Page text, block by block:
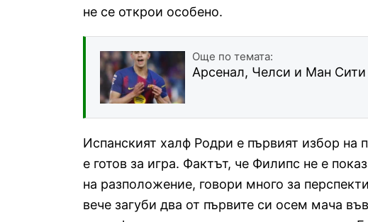
не се открои особено.
Още по темата:
Арсенал, Челси и Ман
Испанският халф Родри е първият избор на
е готов за игра. Фактът, че Филипс не е
на разположение, говори много за
вече загуби два от първите си осем мача